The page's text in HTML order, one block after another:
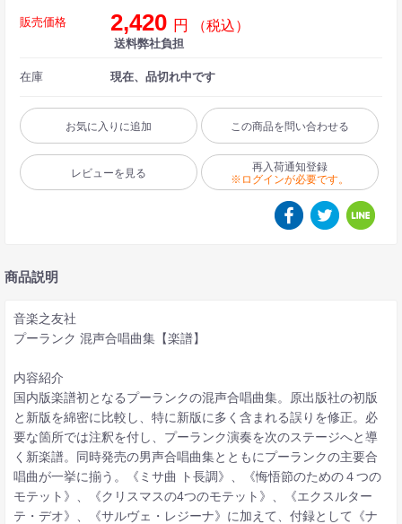
販売価格 2,420 円 （税込）
送料弊社負担
在庫 現在、品切れ中です
お気に入りに追加 この商品を問い合わせる
レビューを見る
再入荷通知登録
※ログインが必要です。
商品説明
音楽之友社
プーランク 混声合唱曲集【楽譜】
内容紹介
国内版楽譜初となるプーランクの混声合唱曲集。原出版社の初版
と新版を綿密に比較し、特に新版に多く含まれる誤りを修正。必
要な箇所では注釈を付し、プーランク演奏を次のステージへと導
く新楽譜。同時発売の男声合唱曲集とともにプーランクの主要合
唱曲が一挙に揃う。《ミサ曲 ト長調》、《悔悟節のための４つの
モテット》、《クリスマスの4つのモテット》、《エクスルター
テ・デオ》、《サルヴェ・レジーナ》に加えて、付録として《ナ